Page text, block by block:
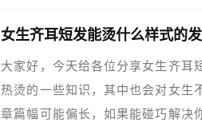
大家好，今天给各位分享女生齐耳
热烫的一些知识，其中也会对女生
章篇幅可能偏长，如果能碰巧解决